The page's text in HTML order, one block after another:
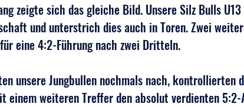
zeigte sich das gleiche Bild. Unsere Silz Bulls
und unterstrich dies auch in Toren. Zwei
eine 4:2-Führung nach zwei Dritteln.
unsere Jungbullen nochmals nach, kontrollierten
einem weiteren Treffer den absolut verdienten